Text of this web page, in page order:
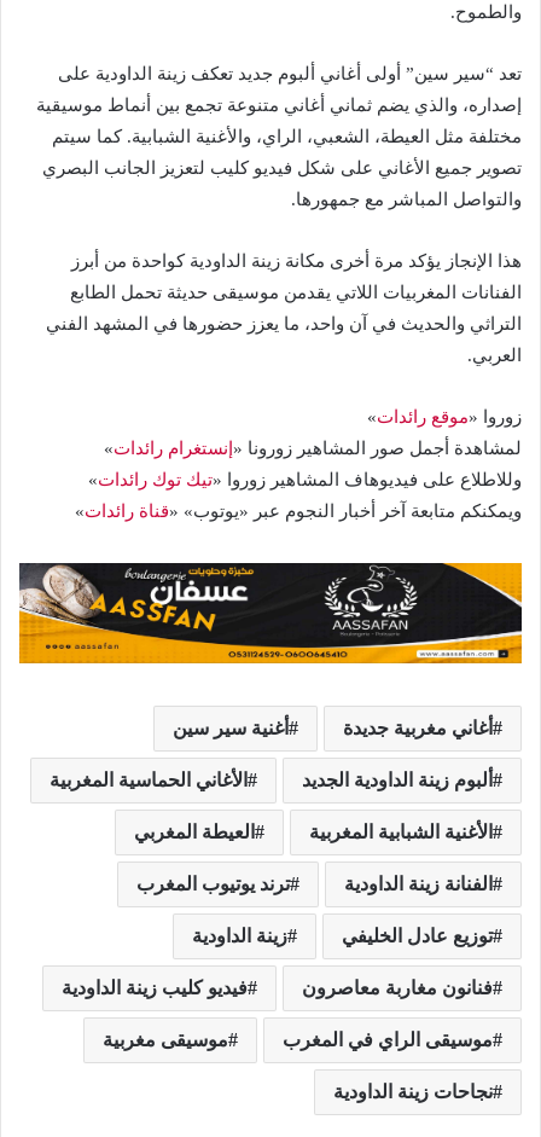
والطموح.
تعد “سير سين” أولى أغاني ألبوم جديد تعكف زينة الداودية على
إصداره، والذي يضم ثماني أغاني متنوعة تجمع بين أنماط موسيقية
مختلفة مثل العيطة، الشعبي، الراي، والأغنية الشبابية. كما سيتم
تصوير جميع الأغاني على شكل فيديو كليب لتعزيز الجانب البصري
والتواصل المباشر مع جمهورها.
هذا الإنجاز يؤكد مرة أخرى مكانة زينة الداودية كواحدة من أبرز
الفنانات المغربيات اللاتي يقدمن موسيقى حديثة تحمل الطابع
التراثي والحديث في آن واحد، ما يعزز حضورها في المشهد الفني
العربي.
زوروا «موقع رائدات»
لمشاهدة أجمل صور المشاهير زورونا « إنستغرام رائدات»
وللاطلاع على فيديوهاف المشاهير زوروا «تيك توك رائدات»
ويمكنكم متابعة آخر أخبار النجوم عبر «يوتوب» «قناة رائدات»
أغاني مغربية جديدة أغنية سير سين
ألبوم زينة الداودية الجديد الأغاني الحماسية المغربية
الأغنية الشبابية المغربية العيطة المغربي
الفنانة زينة الداودية ترند يوتيوب المغرب
توزيع عادل الخليفي زينة الداودية
فنانون مغاربة معاصرون فيديو كليب زينة الداودية
موسيقى الراي في المغرب موسيقى مغربية
نجاحات زينة الداودية